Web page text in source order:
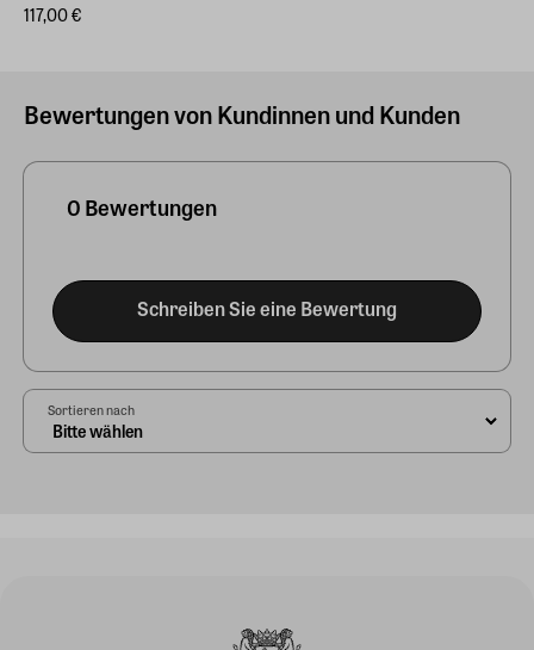
117,00 €
Bewertungen von Kundinnen und Kunden
0 Bewertungen
Schreiben Sie eine Bewertung
Sortieren nach